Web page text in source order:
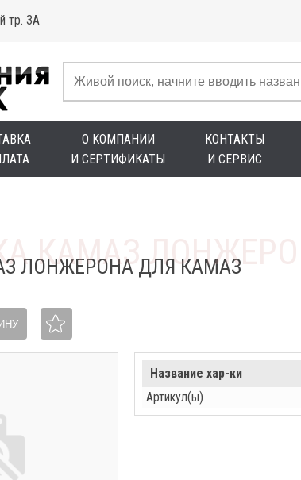
тр. 3А
О КОМПАНИИ
И СЕРТИФИКАТЫ
КОНТАКТЫ
И СЕРВИС
ЛОНЖЕРОНА ДЛЯ КАМАЗ
Название хар-ки
Артикул(ы)